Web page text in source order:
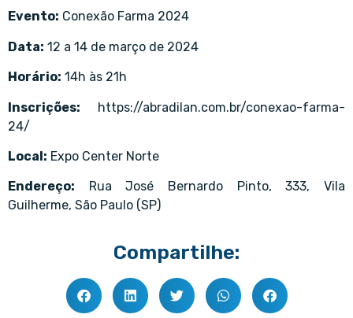
Evento: Conexão Farma 2024
Data: 12 a 14 de março de 2024
Horário: 14h às 21h
Inscrições: https://abradilan.com.br/conexao-farma-
24/
Local: Expo Center Norte
Endereço: Rua José Bernardo Pinto, 333, Vila
Guilherme, São Paulo (SP)
Compartilhe: